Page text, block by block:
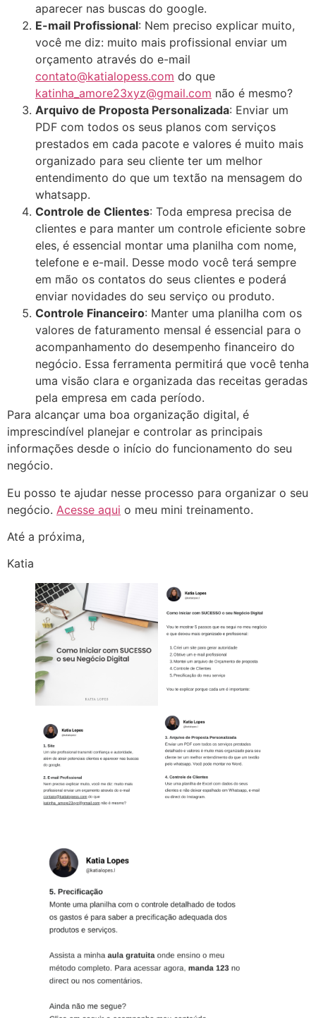
aparecer nas buscas do google.
E-mail Profissional: Nem preciso explicar muito,
você me diz: muito mais profissional enviar um
orçamento através do e-mail
contato@katialopess.com do que
katinha_amore23xyz@gmail.com não é mesmo?
Arquivo de Proposta Personalizada: Enviar um
PDF com todos os seus planos com serviços
prestados em cada pacote e valores é muito mais
organizado para seu cliente ter um melhor
entendimento do que um textão na mensagem do
whatsapp.
Controle de Clientes: Toda empresa precisa de
clientes e para manter um controle eficiente sobre
eles, é essencial montar uma planilha com nome,
telefone e e-mail. Desse modo você terá sempre
em mão os contatos do seus clientes e poderá
enviar novidades do seu serviço ou produto.
Controle Financeiro: Manter uma planilha com os
valores de faturamento mensal é essencial para o
acompanhamento do desempenho financeiro do
negócio. Essa ferramenta permitirá que você tenha
uma visão clara e organizada das receitas geradas
pela empresa em cada período.
Para alcançar uma boa organização digital, é
imprescindível planejar e controlar as principais
informações desde o início do funcionamento do seu
negócio.
Eu posso te ajudar nesse processo para organizar o seu
negócio. Acesse aqui o meu mini treinamento.
Até a próxima,
Katia